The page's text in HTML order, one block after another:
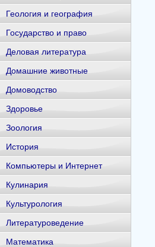
Геология и география
Государство и право
Деловая литература
Домашние животные
Домоводство
Здоровье
Зоология
История
Компьютеры и Интернет
Кулинария
Культурология
Литературоведение
Математика